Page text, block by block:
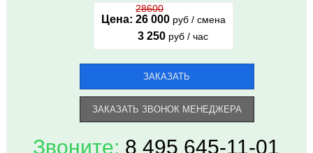
Цена:
28600
26 000 руб / смена
3 250 руб / час
ЗАКАЗАТЬ
ЗАКАЗАТЬ ЗВОНОК МЕНЕДЖЕРА
Звоните: 8 495 645-11-01